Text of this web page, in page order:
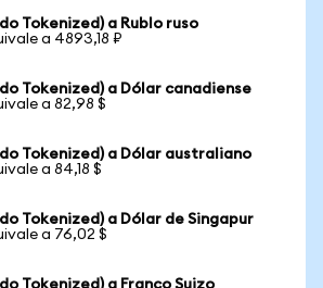
Tokenized) a Rublo ruso
a 4893,18 ₽
Tokenized) a Dólar canadiense
a 82,98 $
Tokenized) a Dólar australiano
a 84,18 $
Tokenized) a Dólar de Singapur
a 76,02 $
Tokenized) a Franco Suizo